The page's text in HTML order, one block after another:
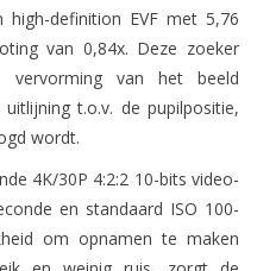
definition EVF met 5,76
van 0,84x. Deze zoeker
vervorming van het beeld
t.o.v. de pupilpositie,
wordt.
4K/30P 4:2:2 10-bits video-
en standaard ISO 100-
om opnamen te maken